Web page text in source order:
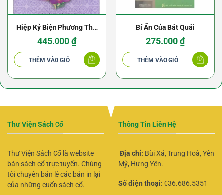
Hiệp Kỷ Biện Phương Thư
(Trọn Bộ 2 Tập) – Mai Cốc
Thành
445.000₫
THÊM VÀO GIỎ
Bí Ẩn Của Bát Quái
275.000₫
THÊM VÀO GIỎ
Thư Viện Sách Cổ
Thư Viện Sách Cổ là website
bán sách cổ trực tuyến. Chúng
tôi chuyên bán lẻ các bản in lại
của những cuốn sách cổ.
Thông Tin Liên Hệ
Địa chỉ: Bùi Xá, Trung Hoà, Yên
Mỹ, Hưng Yên.
Số điện thoại: 036.686.5351